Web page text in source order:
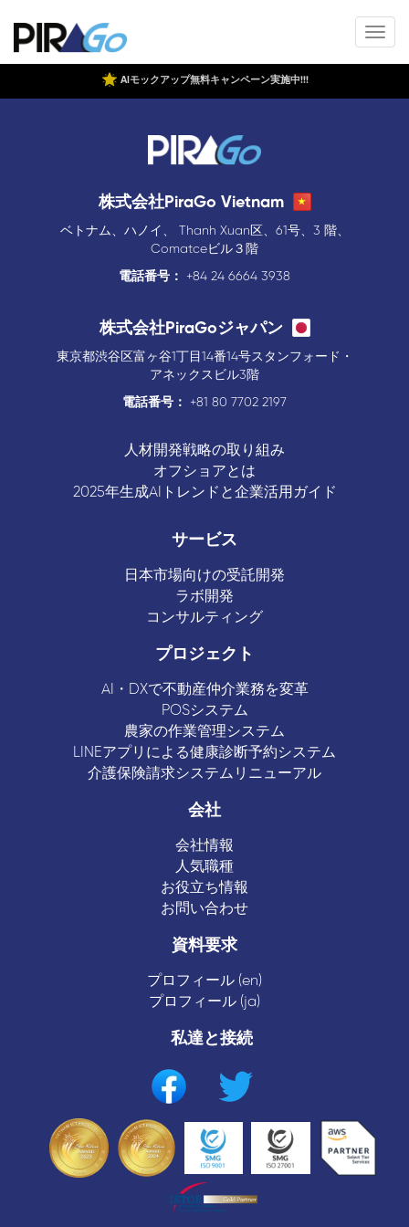
AIモックアップ無料キャンペーン実施中!!!
株式会社PiraGo Vietnam
ベトナム、ハノイ、 Thanh Xuan区、61号、3 階、
Comatceビル３階
電話番号：
+84 24 6664 3938
株式会社PiraGoジャパン
東京都渋谷区富ヶ谷1丁目14番14号スタンフォード・
アネックスビル3階
電話番号：
+81 80 7702 2197
人材開発戦略の取り組み
オフショアとは
2025年生成AIトレンドと企業活用ガイド
サービス
日本市場向けの受託開発
ラボ開発
コンサルティング
プロジェクト
AI・DXで不動産仲介業務を変革
POSシステム
農家の作業管理システム
LINEアプリによる健康診断予約システム
介護保険請求システムリニューアル
会社
会社情報
人気職種
お役立ち情報
お問い合わせ
資料要求
プロフィール (en)
プロフィール (ja)
私達と接続